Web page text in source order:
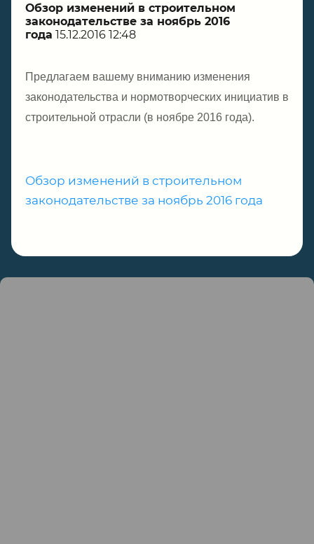
Обзор изменений в строительном
законодательстве за ноябрь 2016
года 15.12.2016 12:48
Предлагаем вашему вниманию изменения
законодательства и нормотворческих инициатив в
строительной отрасли (в ноябре 2016 года).
Обзор изменений в строительном
законодательстве за ноябрь 2016 года